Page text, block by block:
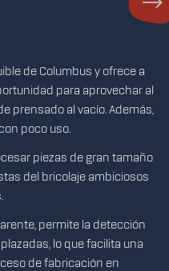
de Columbus y ofrece a
para aprovechar al
prensado al vacío. Además,
poco uso.
piezas de gran tamaño
del bricolaje ambiciosos
permite la detección
lo que facilita una
de fabricación en